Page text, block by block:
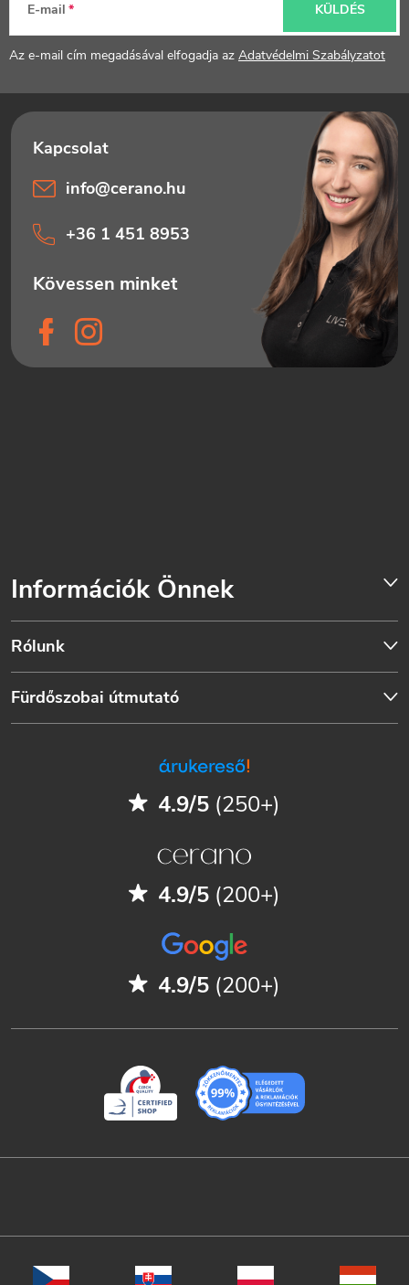
é
E-mail
Az e-mail cím megadásával elfogadja az Adatvédelmi Szabályzatot
KÜLDÉS
Információk Önnek
Rólunk
Fürdőszobai útmutató
info@cerano.hu
+36 1 451 8953
4.9/5 (250+)
4.9/5 (200+)
4.9/5 (200+)